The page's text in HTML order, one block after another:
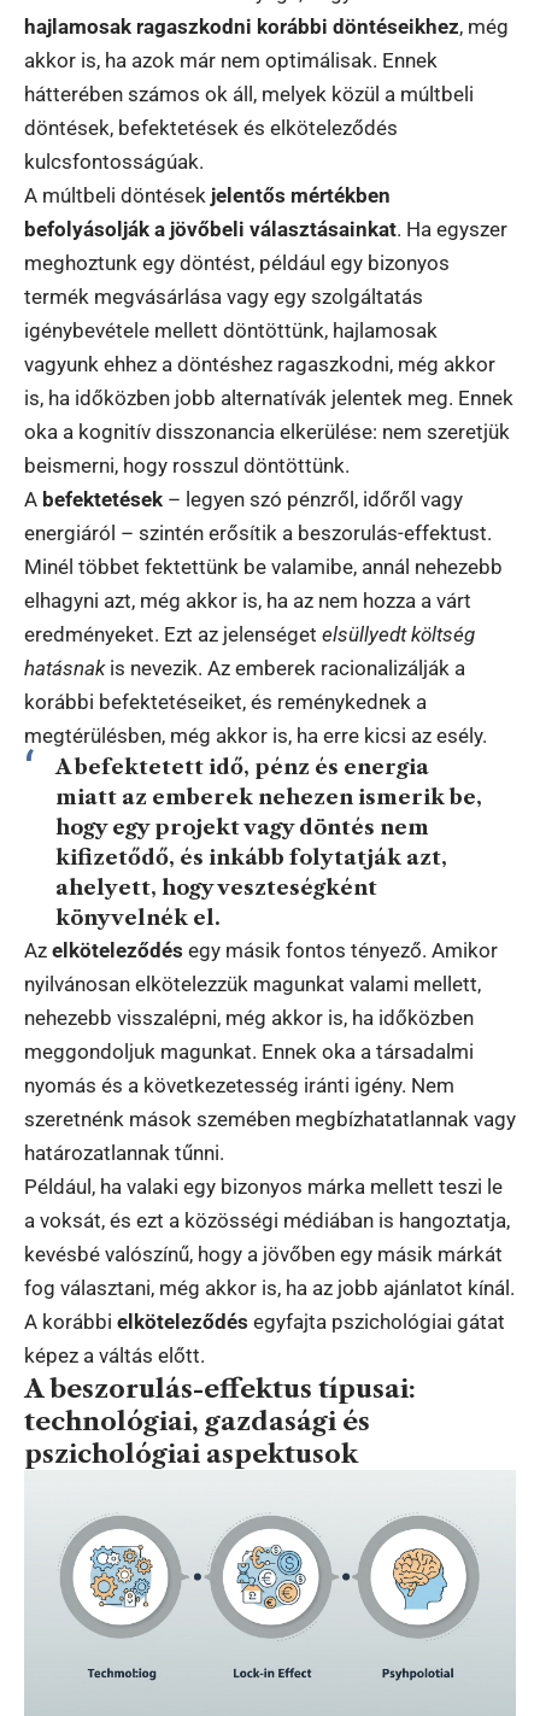
hajlamosak ragaszkodni korábbi döntéseikhez, még
akkor is, ha azok már nem optimálisak. Ennek
hátterében számos ok áll, melyek közül a múltbeli
döntések, befektetések és elköteleződés
kulcsfontosságúak.
A múltbeli döntések jelentős mértékben
befolyásolják a jövőbeli választásainkat. Ha egyszer
meghoztunk egy döntést, például egy bizonyos
termék megvásárlása vagy egy szolgáltatás
igénybevétele mellett döntöttünk, hajlamosak
vagyunk ehhez a döntéshez ragaszkodni, még akkor
is, ha időközben jobb alternatívák jelentek meg. Ennek
oka a kognitív disszonancia elkerülése: nem szeretjük
beismerni, hogy rosszul döntöttünk.
A befektetések – legyen szó pénzről, időről vagy
energiáról – szintén erősítik a beszorulás-effektust.
Minél többet fektettünk be valamibe, annál nehezebb
elhagyni azt, még akkor is, ha az nem hozza a várt
eredményeket. Ezt az jelenséget elsüllyedt költség
hatásnakis nevezik. Az emberek racionalizálják a
korábbi befektetéseiket, és reménykednek a
megtérülésben, még akkor is, ha erre kicsi az esély.
A befektetett idő, pénz és energia
miatt az emberek nehezen ismerik be,
hogy egy projekt vagy döntés nem
kifizetődő, és inkább folytatják azt,
ahelyett, hogy veszteségként
könyvelnék el.
Az elköteleződés egy másik fontos tényező. Amikor
nyilvánosan elkötelezzük magunkat valami mellett,
nehezebb visszalépni, még akkor is, ha időközben
meggondoljuk magunkat. Ennek oka a társadalmi
nyomás és a következetesség iránti igény. Nem
szeretnénk mások szemében megbízhatatlannak vagy
határozatlannak tűnni.
Például, ha valaki egy bizonyos márka mellett teszi le
a voksát, és ezt a közösségi médiában is hangoztatja,
kevésbé valószínű, hogy a jövőben egy másik márkát
fog választani, még akkor is, ha az jobb ajánlatot kínál.
A korábbi elköteleződés egyfajta pszichológiai gátat
képez a váltás előtt.
A beszorulás-effektus típusai:
technológiai, gazdasági és
pszichológiai aspektusok